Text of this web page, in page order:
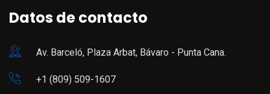
Datos de contacto
Av. Barceló, Plaza Arbat, Bávaro - Punta Cana.
+1 (809) 509-1607